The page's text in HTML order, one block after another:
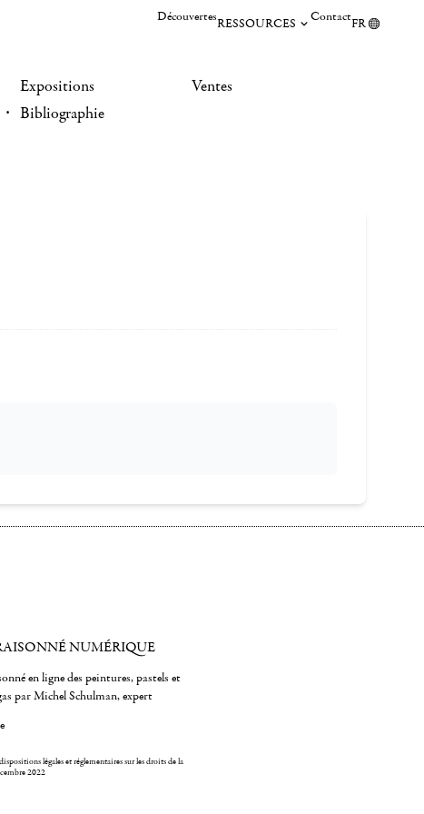
DécouvertesRESSOURCES ContactFR
Expositions
Bibliographie
Ventes
NUMÉRIQUE
en ligne des peintures, pastels et
par Michel Schulman, expert
légales et réglementaires sur les droits de la
2022